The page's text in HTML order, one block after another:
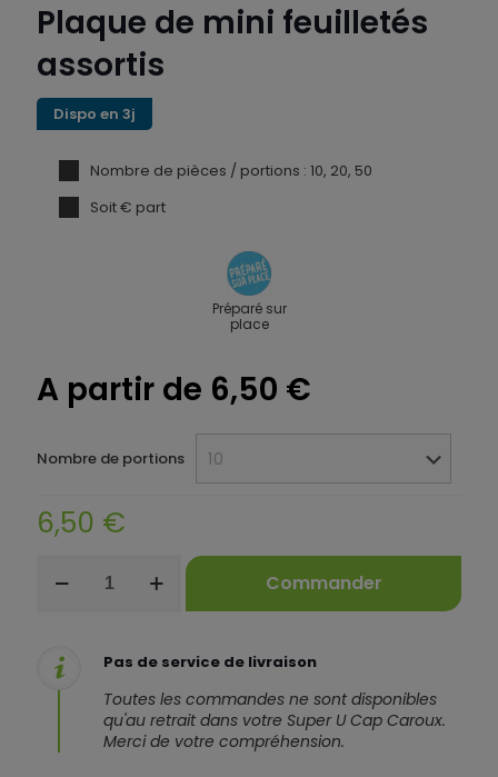
Plaque de mini feuilletés
assortis
Dispo en 3j
Nombre de pièces / portions : 10, 20, 50
Soit € part
Préparé sur
place
A partir de 6,50 €
Nombre de portions
6,50 €
feuilletés
assortis
Commander
Pas de service de livraison
Toutes les commandes ne sont disponibles
qu'au retrait dans votre Super U Cap Caroux.
Merci de votre compréhension.